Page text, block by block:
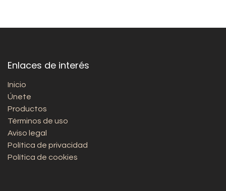
Enlaces de interés
Inicio
Únete
Productos
Términos de uso
Aviso legal
Política de privacidad
Política de cookies